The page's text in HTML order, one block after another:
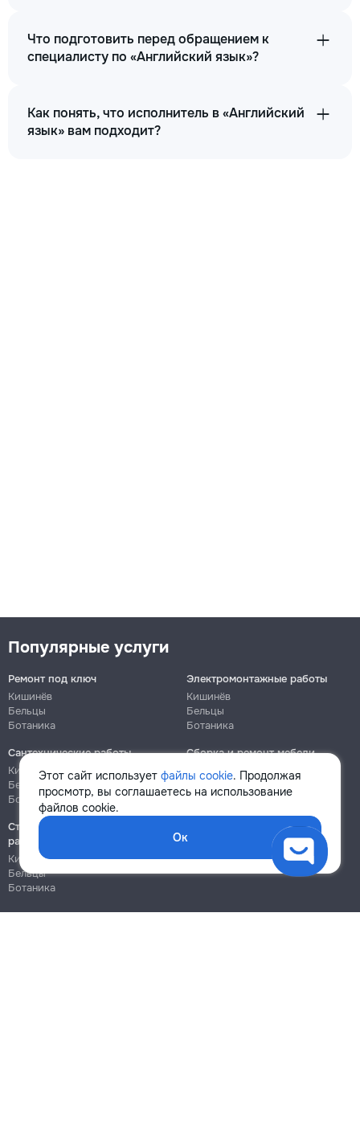
Что подготовить перед обращением к
специалисту по «Английский язык»?
Как понять, что исполнитель в «Английский
язык» вам подходит?
Этот сайт использует файлы cookie. Продолжая
просмотр, вы соглашаетесь на использование
файлов cookie.
Ок
Популярные услуги
Ремонт под ключ
Кишинёв
Бельцы
Ботаника
Электромонтажные работы
Кишинёв
Бельцы
Ботаника
Сантехнические работы
Кишинёв
Бельцы
Ботаника
Сборка и ремонт мебели
Кишинёв
Ботаника
Строительно-монтажные
работы
Кишинёв
Бельцы
Ботаника